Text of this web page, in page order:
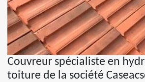
Couvreur spécialiste en
toiture de la société